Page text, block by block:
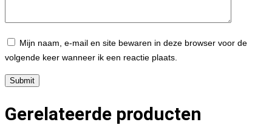
Mijn naam, e-mail en site bewaren in deze browser voor de
volgende keer wanneer ik een reactie plaats.
Gerelateerde producten